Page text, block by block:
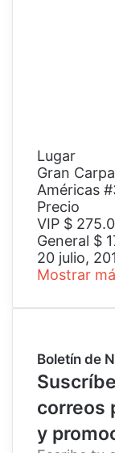
Lugar
Gran
Américas
Precio
VIP $
General $
20 julio,
Mostrar
Boletín de
correos
y